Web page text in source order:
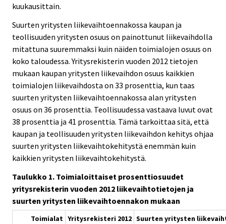
kuukausittain.
Suurten yritysten liikevaihtoennakossa kaupan ja
teollisuuden yritysten osuus on painottunut liikevaihdolla
mitattuna suuremmaksi kuin näiden toimialojen osuus on
koko taloudessa. Yritysrekisterin vuoden 2012 tietojen
mukaan kaupan yritysten liikevaihdon osuus kaikkien
toimialojen liikevaihdosta on 33 prosenttia, kun taas
suurten yritysten liikevaihtoennakossa alan yritysten
osuus on 36 prosenttia. Teollisuudessa vastaava luvut ovat
38 prosenttia ja 41 prosenttia. Tämä tarkoittaa sitä, että
kaupan ja teollisuuden yritysten liikevaihdon kehitys ohjaa
suurten yritysten liikevaihtokehitystä enemmän kuin
kaikkien yritysten liikevaihtokehitystä.
Taulukko 1. Toimialoittaiset prosenttiosuudet
yritysrekisterin vuoden 2012 liikevaihtotietojen ja
suurten yritysten liikevaihtoennakon mukaan
Toimialat Yritysrekisteri 2012 Suurten yritysten